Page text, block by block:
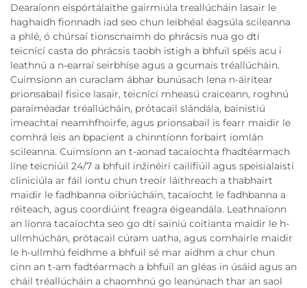
Dearaíonn eispórtálaithe gairmiúla treallúcháin lasair le
haghaidh fionnadh iad seo chun leibhéal éagsúla scileanna
a phlé, ó chúrsaí tionscnaimh do phrácsis nua go dtí
teicnící casta do phrácsis taobh istigh a bhfuil spéis acu i
leathnú a n-earraí seirbhíse agus a gcumais tréallúcháin.
Cuimsíonn an curaclam ábhar bunúsach lena n-áirítear
prionsabail fisice lasair, teicnící mheasú craiceann, roghnú
paraiméadar tréallúcháin, prótacail slándála, bainistiú
imeachtaí neamhfhoirfe, agus prionsabail is fearr maidir le
comhrá leis an bpacient a chinntíonn forbairt iomlán
scileanna. Cuimsíonn an t-aonad tacaíochta fhadtéarmach
líne teicniúil 24/7 a bhfuil inžinéirí cailífiúil agus speisialaistí
cliniciúla ar fáil iontu chun treoir láithreach a thabhairt
maidir le fadhbanna oibriúcháin, tacaíocht le fadhbanna a
réiteach, agus coordiúint freagra éigeandála. Leathnaíonn
an líonra tacaíochta seo go dtí sainiú coitianta maidir le h-
ullmhúchán, prótacail cúram uatha, agus comhairle maidir
le h-ullmhú feidhme a bhfuil sé mar aidhm a chur chun
cinn an t-am fadtéarmach a bhfuil an gléas in úsáid agus an
cháil tréallúcháin a chaomhnú go leanúnach thar an saol